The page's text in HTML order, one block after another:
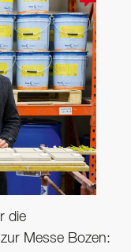
die
Messe Bozen: